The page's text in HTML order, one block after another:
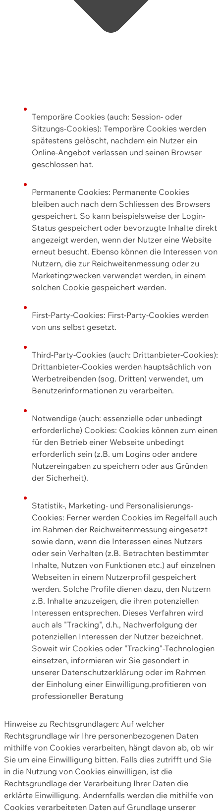
Temporäre Cookies (auch: Session- oder
Sitzungs-Cookies): Temporäre Cookies werden
spätestens gelöscht, nachdem ein Nutzer ein
Online-Angebot verlassen und seinen Browser
geschlossen hat.
Permanente Cookies: Permanente Cookies
bleiben auch nach dem Schliessen des Browsers
gespeichert. So kann beispielsweise der Login-
Status gespeichert oder bevorzugte Inhalte direkt
angezeigt werden, wenn der Nutzer eine Website
erneut besucht. Ebenso können die Interessen von
Nutzern, die zur Reichweitenmessung oder zu
Marketingzwecken verwendet werden, in einem
solchen Cookie gespeichert werden.
First-Party-Cookies: First-Party-Cookies werden
von uns selbst gesetzt.
Third-Party-Cookies (auch: Drittanbieter-Cookies):
Drittanbieter-Cookies werden hauptsächlich von
Werbetreibenden (sog. Dritten) verwendet, um
Benutzerinformationen zu verarbeiten.
Notwendige (auch: essenzielle oder unbedingt
erforderliche) Cookies: Cookies können zum einen
für den Betrieb einer Webseite unbedingt
erforderlich sein (z.B. um Logins oder andere
Nutzereingaben zu speichern oder aus Gründen
der Sicherheit).
Statistik-, Marketing- und Personalisierungs-
Cookies: Ferner werden Cookies im Regelfall auch
im Rahmen der Reichweitenmessung eingesetzt
sowie dann, wenn die Interessen eines Nutzers
oder sein Verhalten (z.B. Betrachten bestimmter
Inhalte, Nutzen von Funktionen etc.) auf einzelnen
Webseiten in einem Nutzerprofil gespeichert
werden. Solche Profile dienen dazu, den Nutzern
z.B. Inhalte anzuzeigen, die ihren potenziellen
Interessen entsprechen. Dieses Verfahren wird
auch als "Tracking", d.h., Nachverfolgung der
potenziellen Interessen der Nutzer bezeichnet.
Soweit wir Cookies oder "Tracking"-Technologien
einsetzen, informieren wir Sie gesondert in
unserer Datenschutzerklärung oder im Rahmen
der Einholung einer Einwilligung.profitieren von
professioneller Beratung
Hinweise zu Rechtsgrundlagen: Auf welcher
Rechtsgrundlage wir Ihre personenbezogenen Daten
mithilfe von Cookies verarbeiten, hängt davon ab, ob wir
Sie um eine Einwilligung bitten. Falls dies zutrifft und Sie
in die Nutzung von Cookies einwilligen, ist die
Rechtsgrundlage der Verarbeitung Ihrer Daten die
erklärte Einwilligung. Andernfalls werden die mithilfe von
Cookies verarbeiteten Daten auf Grundlage unserer